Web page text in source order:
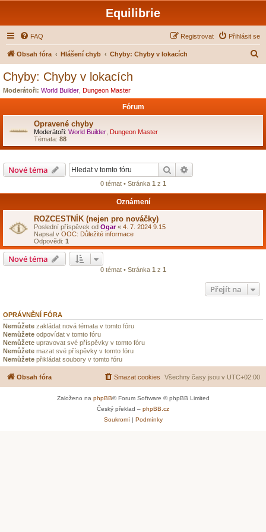
Equilibrie
FAQ Přihlásit se
Registrovat
Obsah fóra Hlášení chyb Chyby: Chyby v lokacích
Chyby: Chyby v lokacích
Moderátoři: World Builder Dungeon Master
Fórum
Opravené chyby
Moderátoři: World Builder Dungeon Master
Témata: 88
Nové téma Hledat
0 témat • Stránka 1 z 1
Oznámení
ROZCESTNÍK (nejen pro nováčky)
Poslední příspěvek od Ogar« 4. 7. 2024 9.15
Napsal v OOC: Důležité informace
Odpovědi: 1
Nové téma
0 témat • Stránka 1 z 1
Přejít na
OPRÁVNĚNÍ FÓRA
Nemůžete zakládat nová témata v tomto fóru
Nemůžete odpovídat v tomto fóru
Nemůžete upravovat své příspěvky v tomto fóru
Nemůžete mazat své příspěvky v tomto fóru
Nemůžete přikládat soubory v tomto fóru
Obsah fóra Všechny časy jsou v UTC+02:00
Smazat cookies
Založeno na phpBB® Forum Software © phpBB Limited
Český překlad – phpBB.cz
Soukromí| Podmínky